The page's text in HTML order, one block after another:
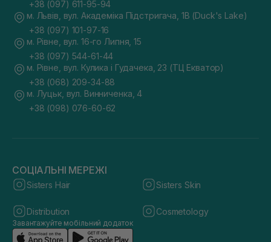
+38 (097) 611-95-94
м. Львів, вул. Академіка Підстригача, 1В (Duck's Lake)
+38 (097) 101-97-16
м. Рівне, вул. 16-го Липня, 15
+38 (097) 544-61-44
м. Рівне, вул. Кулика і Гудачека, 23 (ТЦ Екватор)
+38 (068) 209-34-88
м. Луцьк, вул. Винниченка, 4
+38 (098) 076-60-62
СОЦІАЛЬНІ МЕРЕЖІ
Sisters Hair Sisters Skin
Distribution Cosmetology
Завантажуйте мобільний додаток